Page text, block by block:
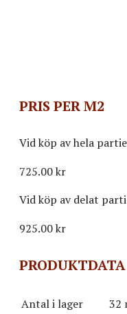
PRIS PER M2
Vid köp av hela
725.00 kr
Vid köp av delat
925.00kr
PRODUKTDATA
Antal i lager 32